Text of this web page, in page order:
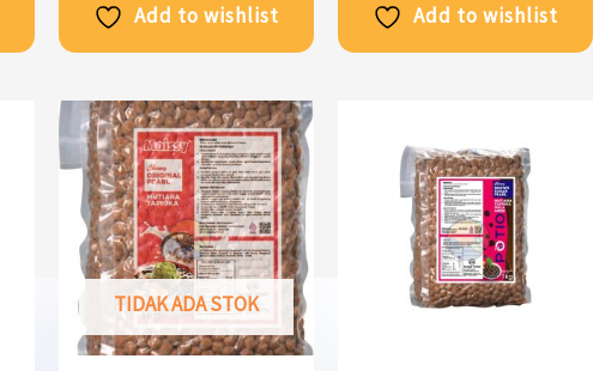
Add to wishlist Add to wishlist
TIDAK ADA STOK